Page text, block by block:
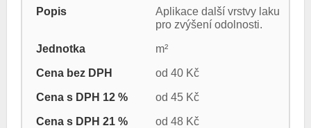
Aplikace další vrstvy laku
pro zvýšení odolnosti.
m²
od 40 Kč
od 45 Kč
od 48 Kč